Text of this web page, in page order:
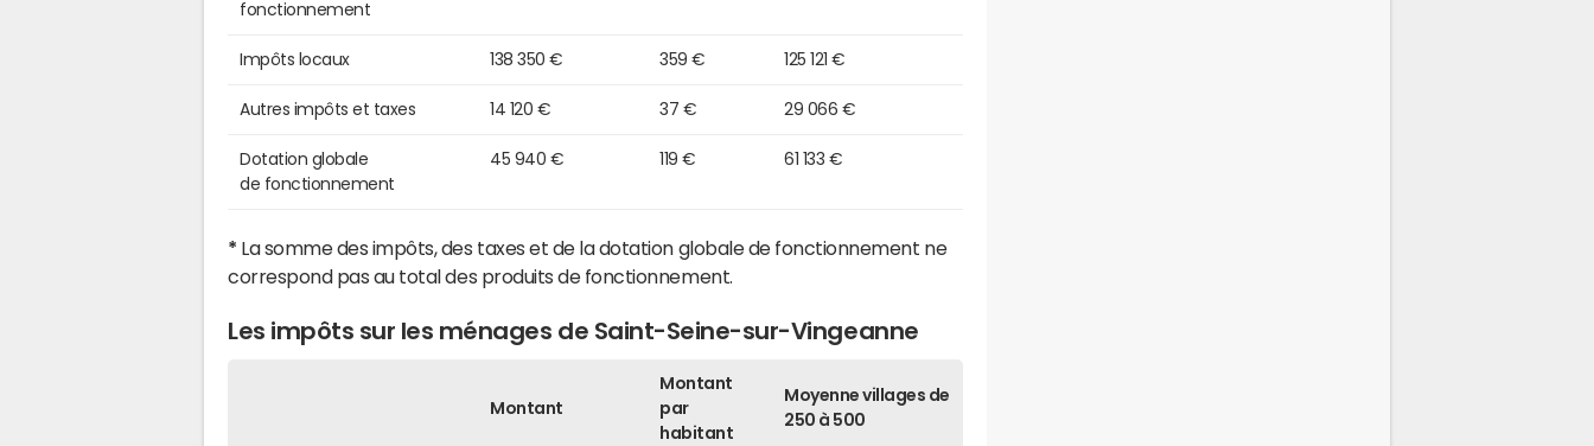
fonctionnement
Impôts locaux 138 350 € 359 € 125 121 €
Autres impôts et taxes 14 120 € 37 € 29 066 €
Dotation globale
de fonctionnement
45 940 € 119 € 61 133 €
* La somme des impôts, des taxes et de la dotation globale de fonctionnement ne
correspond pas au total des produits de fonctionnement.
Les impôts sur les ménages de Saint-Seine-sur-Vingeanne
Montant
Montant
par
habitant
Moyenne villages de
250 à 500